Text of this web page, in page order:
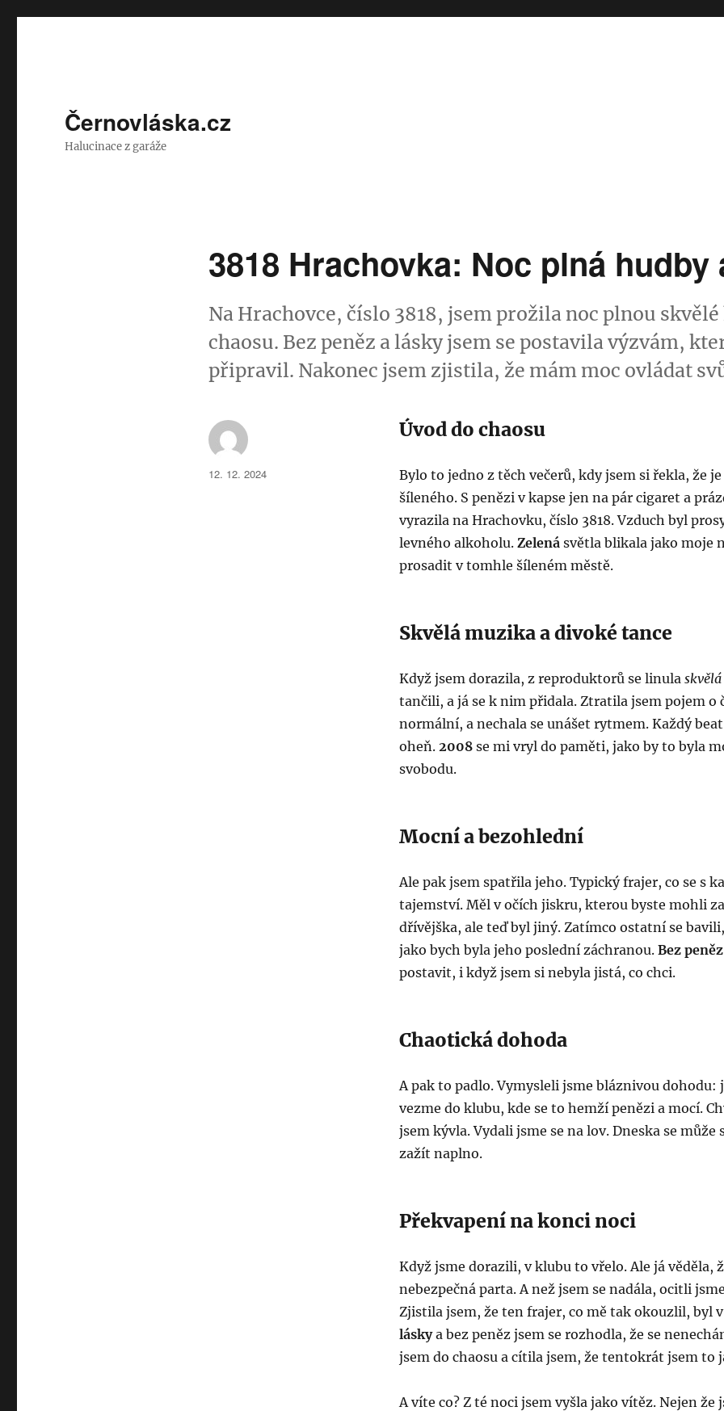
Černovláska.cz
Halucinace z garáže
3818 Hrachovka: Noc plná hudby
Na Hrachovce, číslo 3818, jsem prožila noc plnou
chaosu. Bez peněz a lásky jsem se postavila výzvám,
připravil. Nakonec jsem zjistila, že mám moc ovládat
Úvod do chaosu
Bylo to jedno z těch večerů, kdy jsem si řekla, že
šíleného. S penězi v kapse jen na pár cigaret a
vyrazila na Hrachovku, číslo 3818. Vzduch byl
levného alkoholu.Zelená světla blikala jako moje
prosadit v tomhle šíleném městě.
Skvělá muzika a divoké tance
Když jsem dorazila, z reproduktorů se linula
tančili, a já se k nim přidala. Ztratila jsem pojem o
normální, a nechala se unášet rytmem. Každý
oheň.2008 se mi vryl do paměti, jako by to byla
svobodu.
Mocní a bezohlední
Ale pak jsem spatřila jeho. Typický frajer, co se s
tajemství. Měl v očích jiskru, kterou byste mohli
dřívějška, ale teď byl jiný. Zatímco ostatní se
jako bych byla jeho poslední záchranou.Bez peněz
postavit, i když jsem si nebyla jistá, co chci.
Chaotická dohoda
A pak to padlo. Vymysleli jsme bláznivou dohodu:
vezme do klubu, kde se to hemží penězi a mocí.
jsem kývla. Vydali jsme se na lov. Dneska se
zažít naplno.
Překvapení na konci noci
Když jsme dorazili, v klubu to vřelo. Ale já věděla,
nebezpečná parta. A než jsem se nadála, ocitli
Zjistila jsem, že ten frajer, co mě tak okouzlil, byl
láskya bez peněz jsem se rozhodla, že se
jsem do chaosu a cítila jsem, že tentokrát jsem to
A víte co? Z té noci jsem vyšla jako vítěz. Nejen že
Autor:
Publikováno:
12. 12. 2024